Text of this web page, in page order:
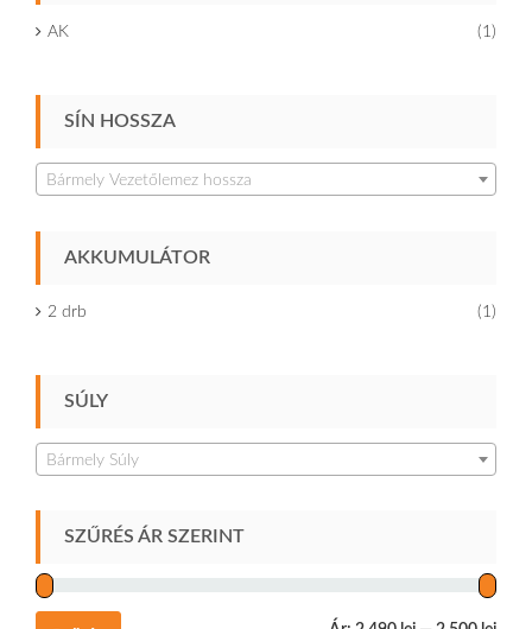
AK (1)
SÍN HOSSZA
Bármely Vezetőlemez hossza
AKKUMULÁTOR
2 drb (1)
SÚLY
Bármely Súly
SZŰRÉS ÁR SZERINT